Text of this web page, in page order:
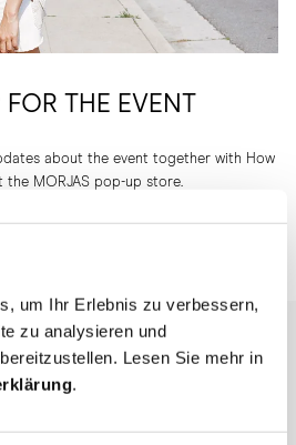
um Ihr Erlebnis zu verbessern,
zu analysieren und
Lesen Sie mehr in
.
THE EVENT
about the event together with How
the MORJAS pop-up store.